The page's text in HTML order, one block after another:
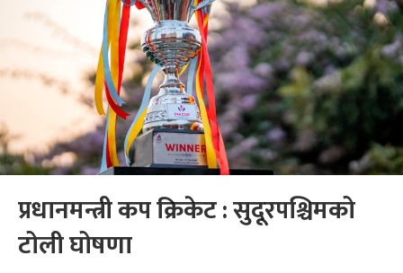
प्रधानमन्त्री कप क्रिकेट : सुदूरपश्चिमको
टोली घोषणा